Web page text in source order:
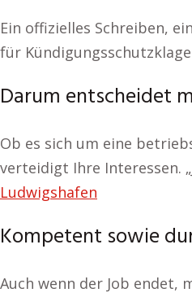
Ein offizielles Schreiben,
für
Darum entscheidet
Ob es sich um eine
verteidigt Ihre Interessen.
Ludwigshafen
Kompetent sowie
Auch wenn der Job endet,